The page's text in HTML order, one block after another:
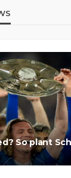
So plant